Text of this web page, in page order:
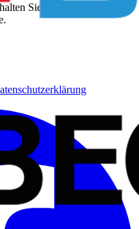
Sie stets aktuelle